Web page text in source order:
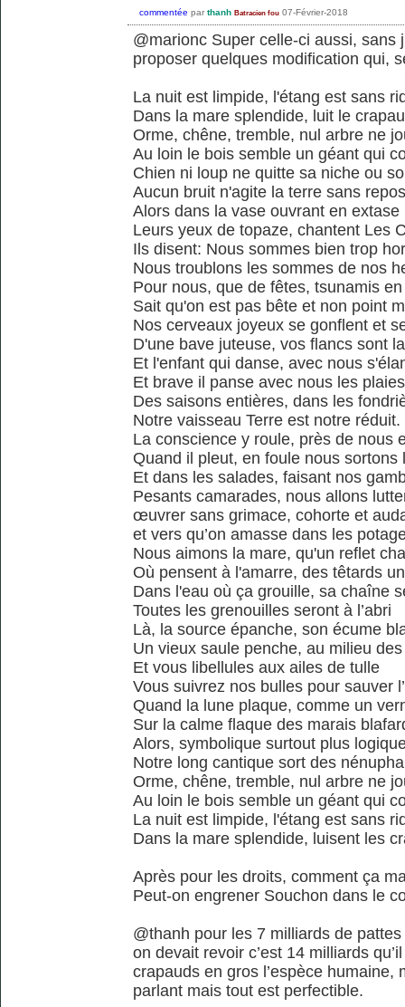
commentée par thanh Batracien fou 07-Février-2018
@marionc Super celle-ci aussi,
proposer quelques modification qui,
La nuit est limpide, l'étang est sans
Dans la mare splendide, luit le
Orme, chêne, tremble, nul arbre ne
Au loin le bois semble un géant qui
Chien ni loup ne quitte sa niche ou
Aucun bruit n'agite la terre sans repos
Alors dans la vase ouvrant en extase
Leurs yeux de topaze, chantent Les
Ils disent: Nous sommes bien trop
Nous troublons les sommes de nos
Pour nous, que de fêtes, tsunamis
Sait qu'on est pas bête et non point
Nos cerveaux joyeux se gonflent et
D'une bave juteuse, vos flancs sont
Et l'enfant qui danse, avec nous
Et brave il panse avec nous les plaies
Des saisons entières, dans les
Notre vaisseau Terre est notre réduit.
La conscience y roule, près de nous
Quand il pleut, en foule nous sortons
Et dans les salades, faisant nos
Pesants camarades, nous allons
œuvrer sans grimace, cohorte et
et vers qu’on amasse dans les
Nous aimons la mare, qu'un reflet
Où pensent à l'amarre, des têtards
Dans l'eau où ça grouille, sa chaîne
Toutes les grenouilles seront à l’abri
Là, la source épanche, son écume
Un vieux saule penche, au milieu
Et vous libellules aux ailes de tulle
Vous suivrez nos bulles pour sauver
Quand la lune plaque, comme un
Sur la calme flaque des marais
Alors, symbolique surtout plus
Notre long cantique sort des
Orme, chêne, tremble, nul arbre ne
Au loin le bois semble un géant qui
La nuit est limpide, l'étang est sans
Dans la mare splendide, luisent les
Après pour les droits, comment ça
Peut-on engrener Souchon dans le
@thanh pour les 7 milliards de
on devait revoir c’est 14 milliards
crapauds en gros l’espèce
parlant mais tout est perfectible.